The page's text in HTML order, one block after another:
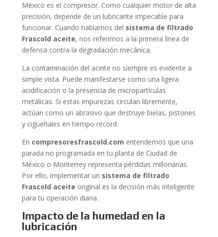
México es el compresor. Como cualquier motor de alta
precisión, depende de un lubricante impecable para
funcionar. Cuando hablamos del sistema de filtrado
Frascold aceite, nos referimos a la primera línea de
defensa contra la degradación mecánica.
La contaminación del aceite no siempre es evidente a
simple vista. Puede manifestarse como una ligera
acidificación o la presencia de micropartículas
metálicas. Si estas impurezas circulan libremente,
actúan como un abrasivo que destruye bielas, pistones
y cigüeñales en tiempo récord.
En compresoresfrascold.com entendemos que una
parada no programada en tu planta de Ciudad de
México o Monterrey representa pérdidas millonarias.
Por ello, implementar un sistema de filtrado
Frascold aceite original es la decisión más inteligente
para tu operación diaria.
Impacto de la humedad en la
lubricación